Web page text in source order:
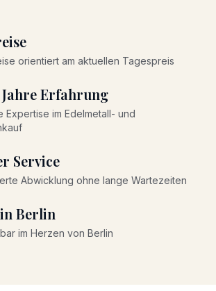
orientiert am aktuellen Tagespreis
Jahre Erfahrung
Expertise im Edelmetall- und
Service
Abwicklung ohne lange Wartezeiten
Berlin
im Herzen von Berlin